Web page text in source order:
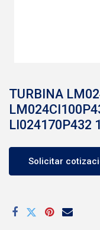
TURBINA
LI024170P432
Solicitar